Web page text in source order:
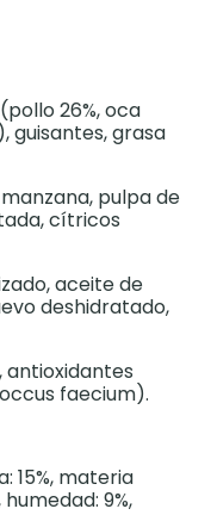
26%, oca
guisantes, grasa
pulpa de
cítricos
aceite de
deshidratado,
antioxidantes
faecium).
15%, materia
9%,